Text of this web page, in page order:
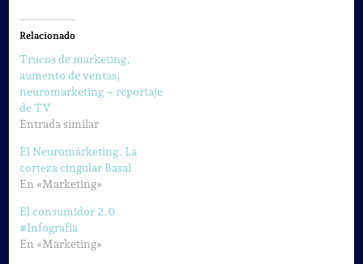
Relacionado
Trucos de marketing,
aumento de ventas,
neuromarketing – reportaje
de TV
Entrada similar
El Neuromárketing. La
corteza cingular Basal
En «Marketing»
El consumidor 2.0
#Infografía
En «Marketing»